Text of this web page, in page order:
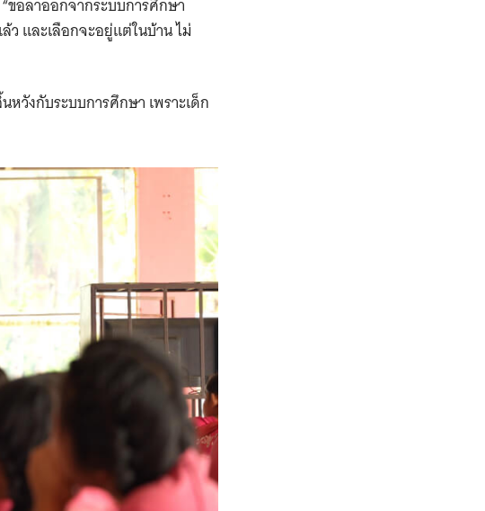
ขอลาออกจากระบบการศึกษา
ว และเลือกจะอยู่แต่ในบ้าน ไม่
หวังกับระบบการศึกษา เพราะเด็ก